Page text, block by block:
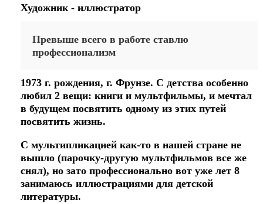
Художник - иллюстратор
Превыше всего в работе ставлю
профессионализм
1973 г. рождения, г. Фрунзе. С детства особенно
любил 2 вещи: книги и мультфильмы, и мечтал
в будущем посвятить одному из этих путей
посвятить жизнь.
С мультипликацией как-то в нашей стране не
вышло (парочку-другую мультфильмов все же
снял), но зато профессионально вот уже лет 8
занимаюсь иллюстрациями для детской
литературы.